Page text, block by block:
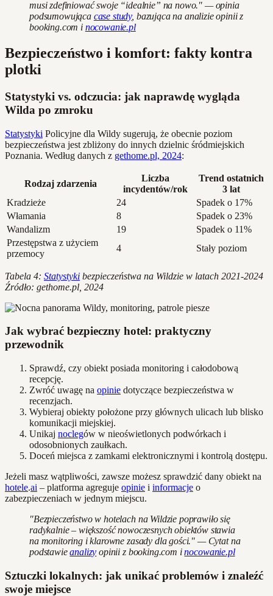
musi zdefiniować swoje “idealnie” na nowo." — opinia
podsumowująca case study, bazująca na analizie opinii z
booking.com i nocowanie.pl
Bezpieczeństwo i komfort: fakty kontra
plotki
Statystyki vs. odczucia: jak naprawdę wygląda
Wilda po zmroku
Statystyki Policyjne dla Wildy sugerują, że obecnie poziom
bezpieczeństwa jest zbliżony do innych dzielnic śródmiejskich
Poznania. Według danych z gethome.pl, 2024:
Rodzaj zdarzenia
Liczba
incydentów/rok
Trend ostatnich
3 lat
Kradzieże
24
Spadek o 17%
Włamania
8
Spadek o 23%
Wandalizm
19
Spadek o 11%
Przestępstwa z użyciem
przemocy
4 Stały poziom
Tabela 4: Statystyki bezpieczeństwa na Wildzie w latach 2021-2024
Źródło: gethome.pl, 2024
Jak wybrać bezpieczny hotel: praktyczny
przewodnik
Sprawdź, czy obiekt posiada monitoring i całodobową
recepcję.
Zwróć uwagę na opinie dotyczące bezpieczeństwa w
recenzjach.
Wybieraj obiekty położone przy głównych ulicach lub blisko
komunikacji miejskiej.
Unikaj noclegów w nieoświetlonych podwórkach i
odosobnionych zaułkach.
Doceń miejsca z zamkami elektronicznymi i kontrolą dostępu.
Jeżeli masz wątpliwości, zawsze możesz sprawdzić dany obiekt na
hotele.ai – platforma agreguje opinie i informacje o
zabezpieczeniach w jednym miejscu.
"Bezpieczeństwo w hotelach na Wildzie poprawiło się
radykalnie – większość nowoczesnych obiektów stawia
na monitoring i klarowne zasady dla gości." — Cytat na
podstawieanalizy opinii z booking.com inocowanie.pl
Sztuczki lokalnych: jak unikać problemów i znaleźć
swoje miejsce